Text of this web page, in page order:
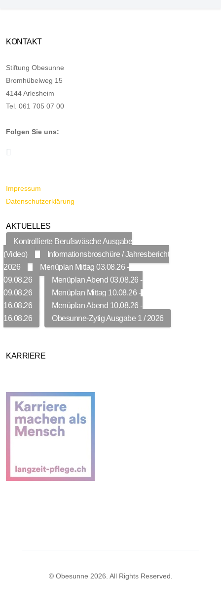
KONTAKT
Stiftung Obesunne
Bromhübelweg 15
4144 Arlesheim
Tel. 061 705 07 00
Folgen Sie uns:
Impressum
Datenschutzerklärung
AKTUELLES
Kontrollierte Berufswäsche Ausgabe
(Video)
Informationsbroschüre / Jahresbericht
2026
Menüplan Mittag 03.08.26 -
09.08.26
Menüplan Abend 03.08.26 -
09.08.26
Menüplan Mittag 10.08.26 -
16.08.26
Menüplan Abend 10.08.26 -
16.08.26
Obesunne-Zytig Ausgabe 1 / 2026
KARRIERE
© Obesunne 2026. All Rights Reserved.